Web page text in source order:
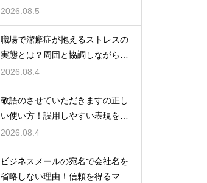
もらう術
2026.08.5
職場で潔癖症が抱えるストレスの
実態とは？周囲と協調しながら快
適に働く術
2026.08.4
敬語のさせていただきますの正し
い使い方！誤用しやすい表現を理
解する術
2026.08.4
ビジネスメールの宛名で会社名を
省略しない理由！信頼を得るマナ